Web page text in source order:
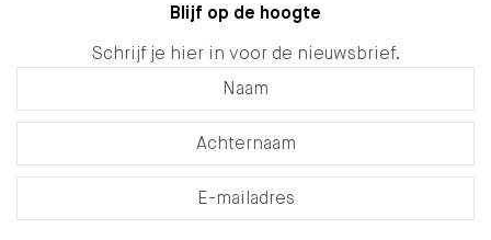
Blijf op de hoogte
Schrijf je hier in voor de nieuwsbrief.